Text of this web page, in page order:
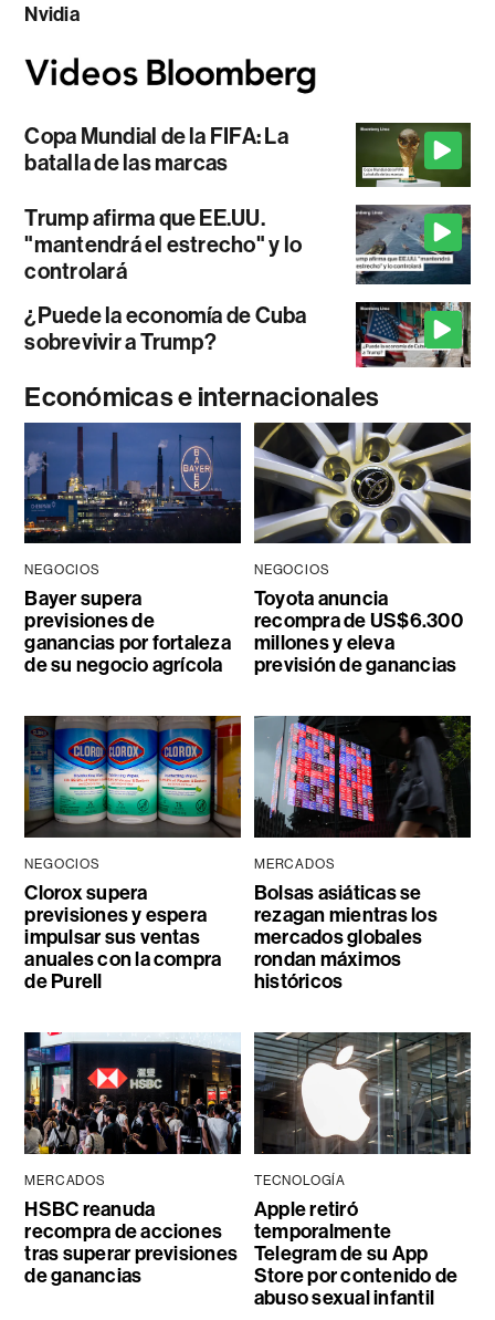
Nvidia
Copa Mundial de la FIFA: La
batalla de las marcas
Trump afirma que EE.UU.
"mantendrá el estrecho" y lo
controlará
¿Puede la economía de Cuba
sobrevivir a Trump?
Económicas e internacionales
NEGOCIOS
Bayer supera
previsiones de
ganancias por fortaleza
de su negocio agrícola
NEGOCIOS
Toyota anuncia
recompra de US$6.300
millones y eleva
previsión de ganancias
NEGOCIOS
Clorox supera
previsiones y espera
impulsar sus ventas
anuales con la compra
de Purell
MERCADOS
Bolsas asiáticas se
rezagan mientras los
mercados globales
rondan máximos
históricos
MERCADOS
HSBC reanuda
recompra de acciones
tras superar previsiones
de ganancias
TECNOLOGÍA
Apple retiró
temporalmente
Telegram de su App
Store por contenido de
abuso sexual infantil